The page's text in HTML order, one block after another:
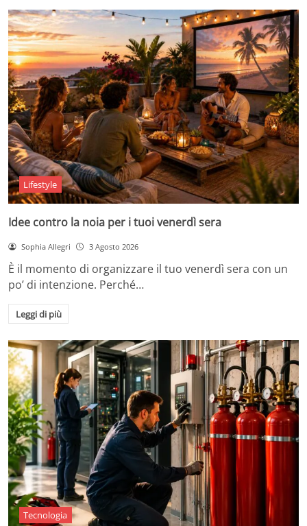
Lifestyle
Idee contro la noia per i tuoi venerdì sera
Sophia Allegri 3 Agosto 2026
È il momento di organizzare il tuo venerdì sera con un
po’ di intenzione. Perché…
Leggi di più
Tecnologia